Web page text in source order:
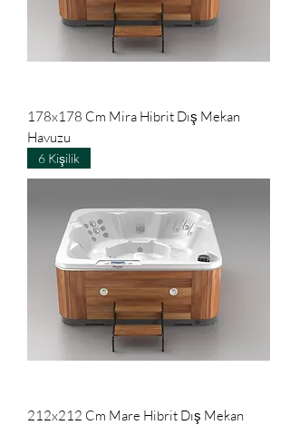
178x178 Cm Mira Hibrit Dış Mekan
Havuzu
6 Kişilik
212x212 Cm Mare Hibrit Dış Mekan